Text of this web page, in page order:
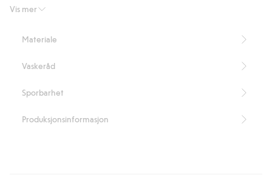
Vis merInneholder 100 % resirkulert polyester.
Recycled Polyester
Materiale
Vaskeråd
Sporbarhet
Produksjonsinformasjon